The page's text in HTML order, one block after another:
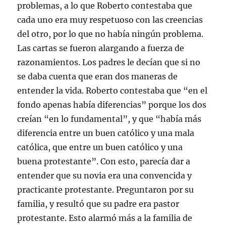
problemas, a lo que Roberto contestaba que
cada uno era muy respetuoso con las creencias
del otro, por lo que no había ningún problema.
Las cartas se fueron alargando a fuerza de
razonamientos. Los padres le decían que si no
se daba cuenta que eran dos maneras de
entender la vida. Roberto contestaba que “en el
fondo apenas había diferencias” porque los dos
creían “en lo fundamental”, y que “había más
diferencia entre un buen católico y una mala
católica, que entre un buen católico y una
buena protestante”. Con esto, parecía dar a
entender que su novia era una convencida y
practicante protestante. Preguntaron por su
familia, y resultó que su padre era pastor
protestante. Esto alarmó más a la familia de